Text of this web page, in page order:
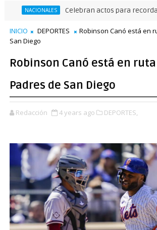
Celebran actos para recordar la
INICIO DEPORTES
Robinson Canó está en
San Diego
Robinson Canó está en
Padres de San Diego
Redacción 4 years ago DEPORTES,